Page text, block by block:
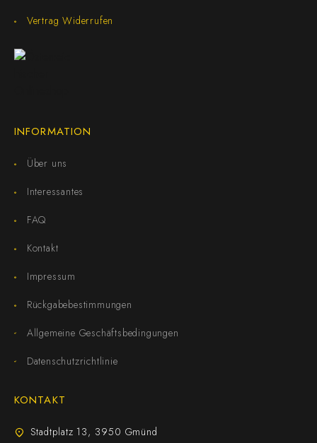
Vertrag Widerrufen
INFORMATION
Über uns
Interessantes
FAQ
Kontakt
Impressum
Rückgabebestimmungen
Allgemeine Geschäftsbedingungen
Datenschutzrichtlinie
KONTAKT
Stadtplatz 13, 3950 Gmünd